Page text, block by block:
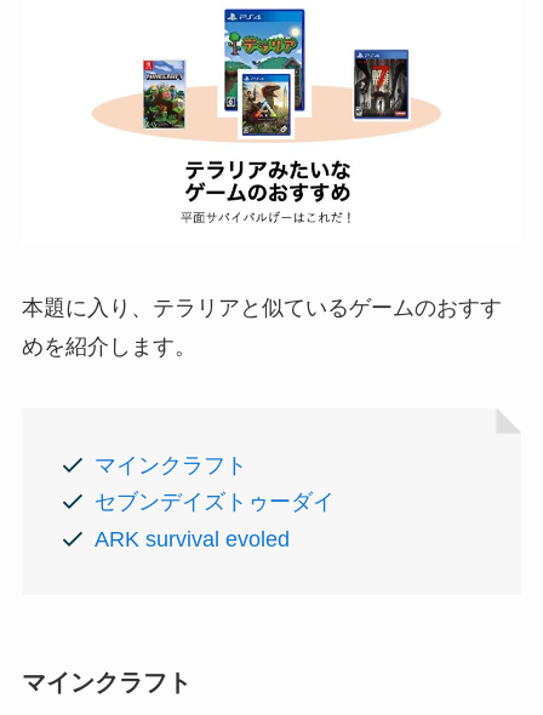
本題に入り、テラリアと似ているゲームのおすす
めを紹介します。
マインクラフト
セブンデイズトゥーダイ
ARK survival evoled
マインクラフト